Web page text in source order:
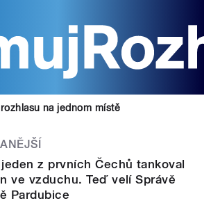
na jednom místě
z prvních Čechů tankoval
ve vzduchu. Teď velí Správě
Pardubice